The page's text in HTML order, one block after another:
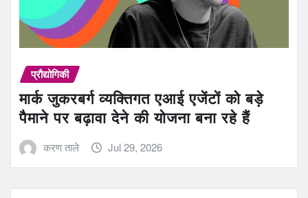
प्रौद्योगिकी
मार्क जुकरबर्ग व्यक्तिगत एआई एजेंटों को बड़े
पैमाने पर बढ़ावा देने की योजना बना रहे हैं
करण ताले Jul 29, 2026